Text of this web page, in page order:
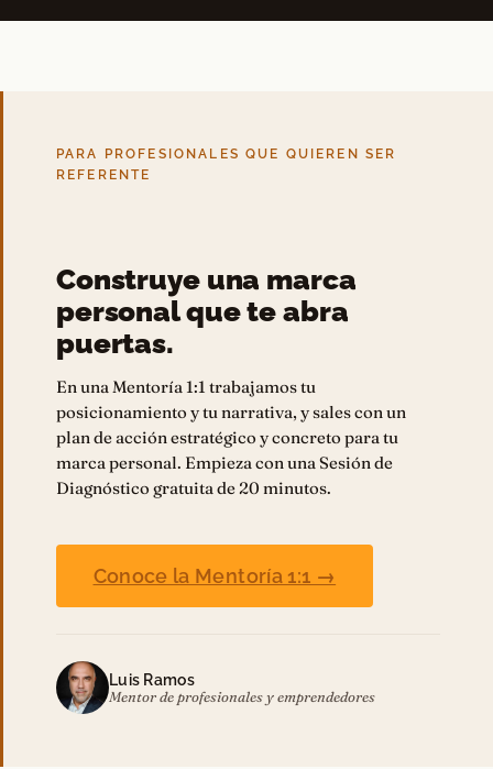
PARA PROFESIONALES QUE QUIEREN SER
REFERENTE
Construye una marca
personal que te abra
puertas.
En una Mentoría 1:1 trabajamos tu
posicionamiento y tu narrativa, y sales con un
plan de acción estratégico y concreto para tu
marca personal. Empieza con una Sesión de
Diagnóstico gratuita de 20 minutos.
Conoce la Mentoría 1:1 →
Luis Ramos
Mentor de profesionales y emprendedores